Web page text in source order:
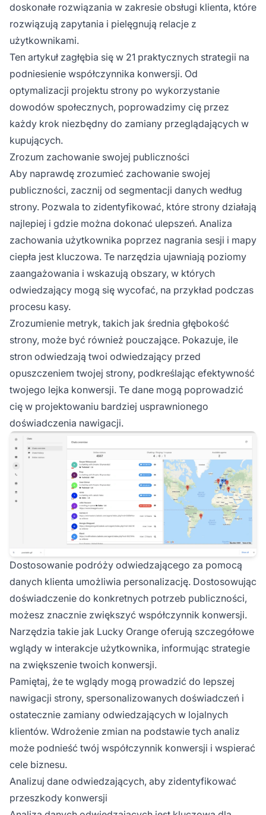
doskonałe rozwiązania w zakresie obsługi klienta, które
rozwiązują zapytania i pielęgnują relacje z
użytkownikami.
Ten artykuł zagłębia się w 21 praktycznych strategii na
podniesienie współczynnika konwersji. Od
optymalizacji projektu strony po wykorzystanie
dowodów społecznych, poprowadzimy cię przez
każdy krok niezbędny do zamiany przeglądających w
kupujących.
Zrozum zachowanie swojej publiczności
Aby naprawdę zrozumieć zachowanie swojej
publiczności, zacznij od segmentacji danych według
strony. Pozwala to zidentyfikować, które strony działają
najlepiej i gdzie można dokonać ulepszeń. Analiza
zachowania użytkownika poprzez nagrania sesji i mapy
ciepła jest kluczowa. Te narzędzia ujawniają poziomy
zaangażowania i wskazują obszary, w których
odwiedzający mogą się wycofać, na przykład podczas
procesu kasy.
Zrozumienie metryk, takich jak średnia głębokość
strony, może być również pouczające. Pokazuje, ile
stron odwiedzają twoi odwiedzający przed
opuszczeniem twojej strony, podkreślając efektywność
twojego lejka konwersji. Te dane mogą poprowadzić
cię w projektowaniu bardziej usprawnionego
doświadczenia nawigacji.
Dostosowanie podróży odwiedzającego za pomocą
danych klienta umożliwia personalizację. Dostosowując
doświadczenie do konkretnych potrzeb publiczności,
możesz znacznie zwiększyć współczynnik konwersji.
Narzędzia takie jak Lucky Orange oferują szczegółowe
wglądy w interakcje użytkownika, informując strategie
na zwiększenie twoich konwersji.
Pamiętaj, że te wglądy mogą prowadzić do lepszej
nawigacji strony, spersonalizowanych doświadczeń i
ostatecznie zamiany odwiedzających w lojalnych
klientów. Wdrożenie zmian na podstawie tych analiz
może podnieść twój współczynnik konwersji i wspierać
cele biznesu.
Analizuj dane odwiedzających, aby zidentyfikować
przeszkody konwersji